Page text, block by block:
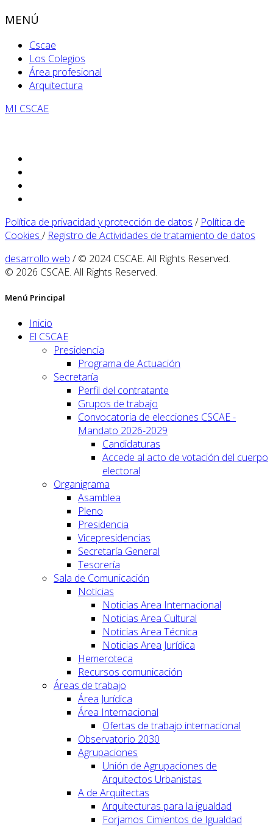
MENÚ
Cscae
Los Colegios
Área profesional
Arquitectura
MI CSCAE
Política de privacidad y protección de datos / Política de
Cookies / Registro de Actividades de tratamiento de datos
desarrollo web / © 2024 CSCAE. All Rights Reserved.
© 2026 CSCAE. All Rights Reserved.
Menú Principal
Inicio
El CSCAE
Presidencia
Programa de Actuación
Secretaría
Perfil del contratante
Grupos de trabajo
Convocatoria de elecciones CSCAE -
Mandato 2026-2029
Candidaturas
Accede al acto de votación del cuerpo
electoral
Organigrama
Asamblea
Pleno
Presidencia
Vicepresidencias
Secretaría General
Tesorería
Sala de Comunicación
Noticias
Noticias Area Internacional
Noticias Area Cultural
Noticias Area Técnica
Noticias Area Jurídica
Hemeroteca
Recursos comunicación
Áreas de trabajo
Área Jurídica
Área Internacional
Ofertas de trabajo internacional
Observatorio 2030
Agrupaciones
Unión de Agrupaciones de
Arquitectos Urbanistas
A de Arquitectas
Arquitecturas para la igualdad
Forjamos Cimientos de Igualdad